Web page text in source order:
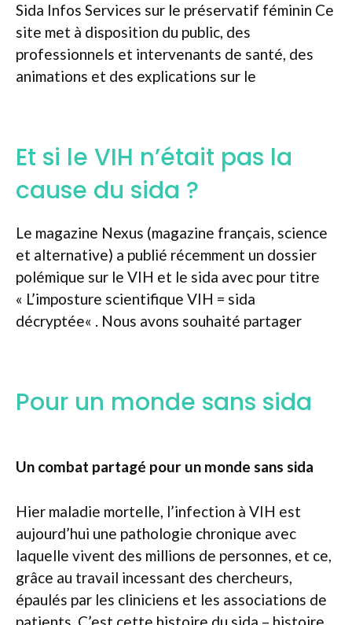
Sida Infos Services sur le préservatif féminin Ce
site met à disposition du public, des
professionnels et intervenants de santé, des
animations et des explications sur le
Et si le VIH n’était pas la
cause du sida ?
Le magazine Nexus (magazine français, science
et alternative) a publié récemment un dossier
polémique sur le VIH et le sida avec pour titre
« L’imposture scientifique VIH = sida
décryptée« . Nous avons souhaité partager
Pour un monde sans sida
Un combat partagé pour un monde sans sida
Hier maladie mortelle, l’infection à VIH est
aujourd’hui une pathologie chronique avec
laquelle vivent des millions de personnes, et ce,
grâce au travail incessant des chercheurs,
épaulés par les cliniciens et les associations de
patients. C’est cette histoire du sida – histoire